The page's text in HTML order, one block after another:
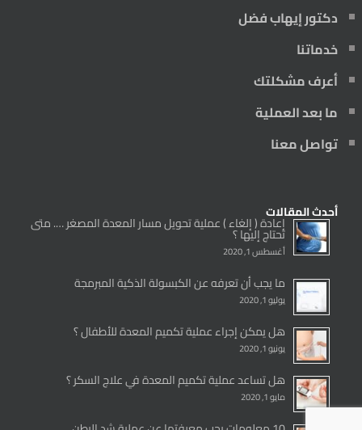
دكتور إيهاب فضل
خدماتنا
أعرف مشكلتك
ما بعد العملية
تواصل معنا
أحدث المقالات
إعادة ( إلغاء ) عملية تحويل مسار المعدة المصغر …. متى
تحتاج إليها ؟
أغسطس 1, 2020
ما يجب أن تعرفه عن الكبسولة الذكية المبرمجة
يوليو 1, 2020
هل يمكن إجراء عملية تكميم المعدة للأطفال ؟
يونيو 1, 2020
هل تساعد عملية تكميم المعدة في علاج السكر ؟
مايو 1, 2020